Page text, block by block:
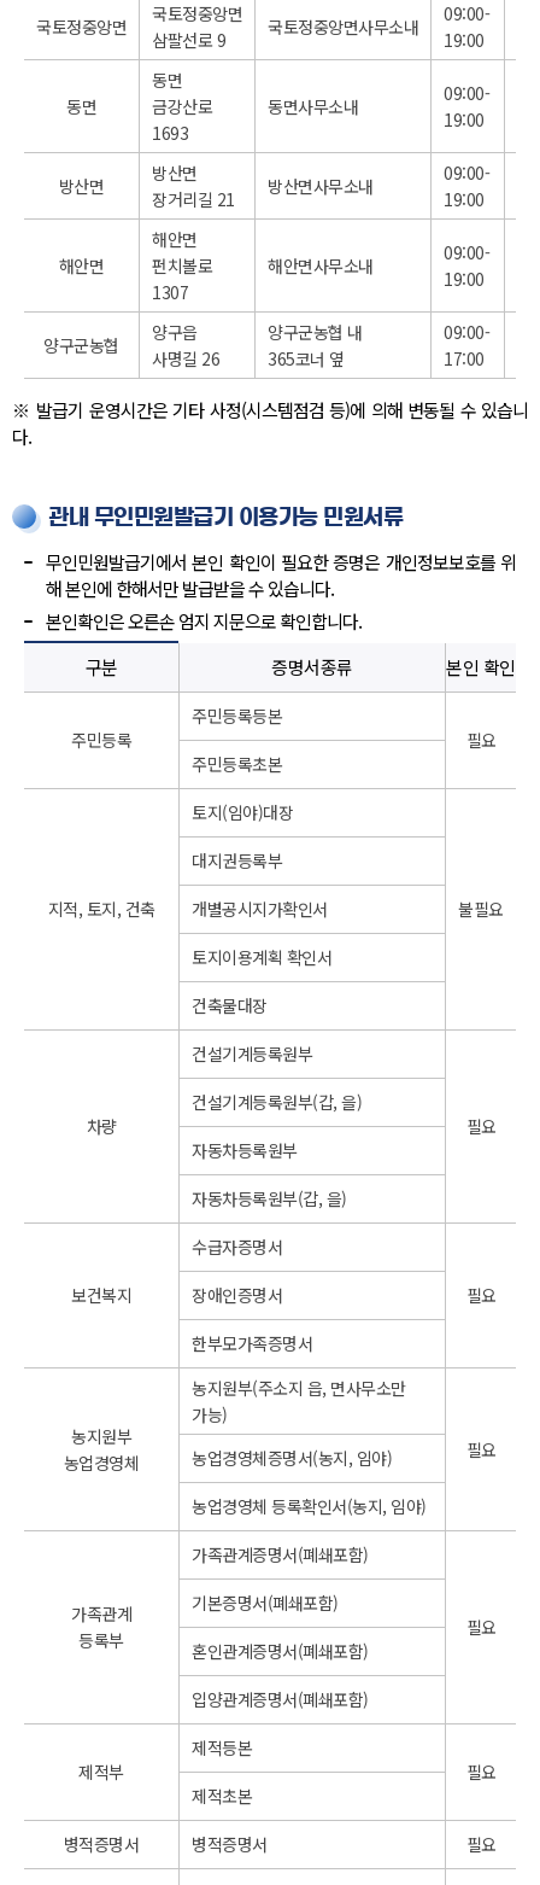
국토정중앙면
국토정중앙면
삼팔선로 9
국토정중앙면사무소내
09:00-
19:00
동면
동면
금강산로
1693
동면사무소내
09:00-
19:00
방산면
방산면
장거리길 21
방산면사무소내
09:00-
19:00
해안면
해안면
펀치볼로
1307
해안면사무소내
09:00-
19:00
양구군농협
양구읍
사명길 26
양구군농협 내
365코너 옆
09:00-
17:00
※ 발급기 운영시간은 기타 사정(시스템점검 등)에 의해 변동될 수 있습니
다.
관내 무인민원발급기 이용가능 민원서류
무인민원발급기에서 본인 확인이 필요한 증명은 개인정보보호를 위
해 본인에 한해서만 발급받을 수 있습니다.
본인확인은 오른손 엄지 지문으로 확인합니다.
구분
증명서종류 본인 확인
주민등록
주민등록등본
필요
주민등록초본
지적, 토지, 건축
토지(임야)대장
불필요
대지권등록부
개별공시지가확인서
토지이용계획 확인서
건축물대장
차량
건설기계등록원부
필요
건설기계등록원부(갑, 을)
자동차등록원부
자동차등록원부(갑, 을)
보건복지
수급자증명서
필요
장애인증명서
한부모가족증명서
농지원부
농업경영체
농지원부(주소지 읍, 면사무소만
가능)
필요
농업경영체증명서(농지, 임야)
농업경영체 등록확인서(농지, 임야)
가족관계
등록부
가족관계증명서(폐쇄포함)
필요
기본증명서(폐쇄포함)
혼인관계증명서(폐쇄포함)
입양관계증명서(폐쇄포함)
제적부
제적등본
필요
제적초본
병적증명서
병적증명서
필요